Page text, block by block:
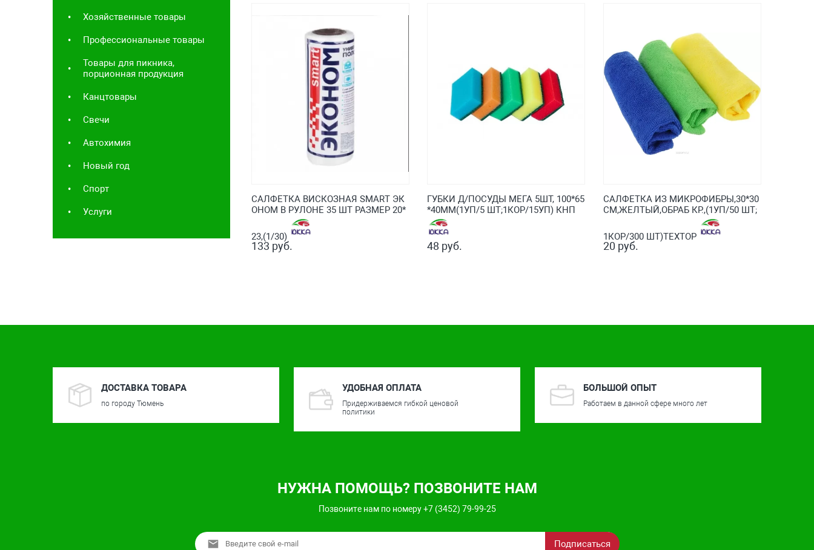
Хозяйственные товары
Профессиональные товары
Товары для пикника,
порционная продукция
Канцтовары
Свечи
Автохимия
Новый год
Спорт
Услуги
САЛФЕТКА ВИСКОЗНАЯ SMART ЭК
ОНОМ В РУЛОНЕ 35 ШТ РАЗМЕР 20*
23,(1/30)
133 руб.
ГУБКИ Д/ПОСУДЫ МЕГА 5ШТ, 100*65
*40ММ(1УП/5 ШТ;1КОР/15УП) КНП
48 руб.
САЛФЕТКА ИЗ МИКРОФИБРЫ,30*30
СМ,ЖЕЛТЫЙ,ОБРАБ КР.,(1УП/50 ШТ;
1КОР/300 ШТ)ТЕХТОР
20 руб.
ДОСТАВКА ТОВАРА
по городу Тюмень
УДОБНАЯ ОПЛАТА
Придерживаемся гибкой ценовой
политики
БОЛЬШОЙ ОПЫТ
Работаем в данной сфере много лет
НУЖНА ПОМОЩЬ? ПОЗВОНИТЕ НАМ
Позвоните нам по номеру +7 (3452) 79-99-25
Подписаться